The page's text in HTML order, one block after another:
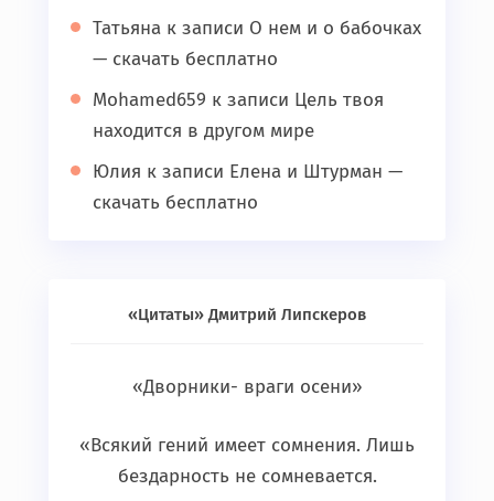
Татьяна к записи О нем и о бабочках
— скачать бесплатно
Mohamed659 к записи Цель твоя
находится в другом мире
Юлия к записи Елена и Штурман —
скачать бесплатно
«Цитаты» Дмитрий Липскеров
«Дворники- враги осени»
«Всякий гений имеет сомнения. Лишь
бездарность не сомневается.